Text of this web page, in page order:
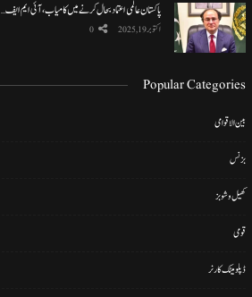
پاکستان عالمی اعتماد بحال کرنے میں کامیاب، آئی ایم ایف…
اکتوبر 19, 2025 0
Popular Categories
بین الاقوامی
بزنس
کھیل و شوبز
قومی
ڈپلومیٹک کارنر